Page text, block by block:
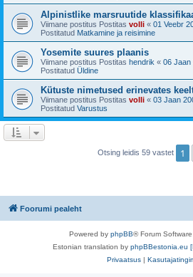
Alpinistlike marsruutide
Viimane postitus Postitas volli « 01 Veebr
Postitatud Matkamine ja reisimine
Yosemite suures plaanis
Viimane postitus Postitas hendrik « 06 Jaan
Postitatud Üldine
Kütuste nimetused erinevates
Viimane postitus Postitas volli « 03 Jaan
Postitatud Varustus
Otsing leidis 59 vastet 1
Foorumi pealeht
Powered by phpBB® Forum
Estonian translation by phpBBestonia.eu
Privaatsus |